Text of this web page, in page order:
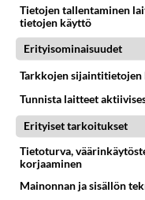
Kun laita 2,5" eli
porttiin, niin 100Gb
näkymään kaikki 100...
14.09.2012 06:55
Tietojen tallentaminen
tietojen käyttö
Erityisominaisuudet
Tarkkojen sijaintitietojen
Tunnista laitteet
Erityiset tarkoitukset
Tietoturva,
korjaaminen
Mainonnan ja sisällön